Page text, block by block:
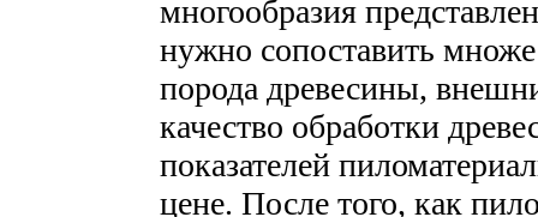
многообразия
нужно сопоставить
порода древесины,
качество обработки
показателей
цене. После того, как